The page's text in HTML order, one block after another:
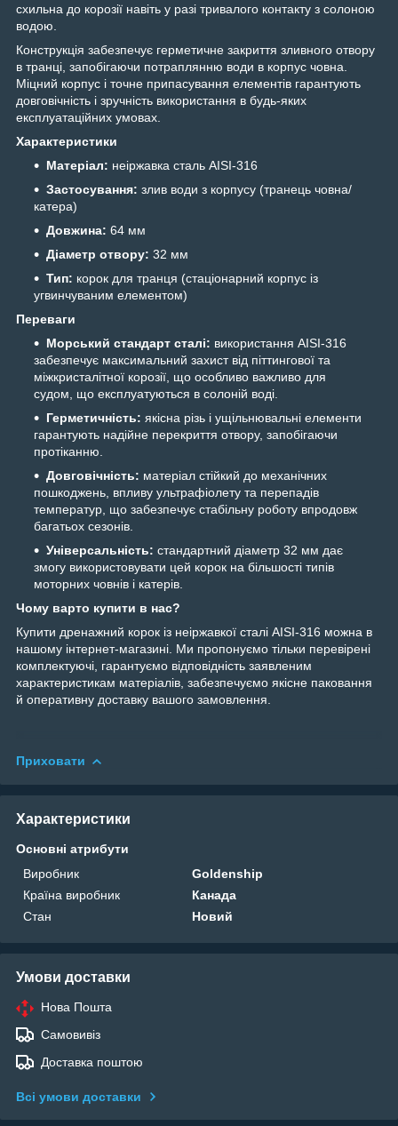
схильна до корозії навіть у разі тривалого контакту з солоною
водою.
Конструкція забезпечує герметичне закриття зливного отвору
в транці, запобігаючи потраплянню води в корпус човна.
Міцний корпус і точне припасування елементів гарантують
довговічність і зручність використання в будь-яких
експлуатаційних умовах.
Характеристики
Матеріал: неіржавка сталь AISI-316
Застосування: злив води з корпусу (транець човна/
катера)
Довжина: 64 мм
Діаметр отвору: 32 мм
Тип: корок для транця (стаціонарний корпус із
угвинчуваним елементом)
Переваги
Морський стандарт сталі: використання AISI-316
забезпечує максимальний захист від піттингової та
міжкристалітної корозії, що особливо важливо для
судом, що експлуатуються в солоній воді.
Герметичність: якісна різь і ущільнювальні елементи
гарантують надійне перекриття отвору, запобігаючи
протіканню.
Довговічність: матеріал стійкий до механічних
пошкоджень, впливу ультрафіолету та перепадів
температур, що забезпечує стабільну роботу впродовж
багатьох сезонів.
Універсальність: стандартний діаметр 32 мм дає
змогу використовувати цей корок на більшості типів
моторних човнів і катерів.
Чому варто купити в нас?
Купити дренажний корок із неіржавкої сталі AISI-316 можна в
нашому інтернет-магазині. Ми пропонуємо тільки перевірені
комплектуючі, гарантуємо відповідність заявленим
характеристикам матеріалів, забезпечуємо якісне паковання
й оперативну доставку вашого замовлення.
Приховати
Характеристики
Основні атрибути
Виробник
Goldenship
Країна виробник
Канада
Стан
Новий
Умови доставки
Нова Пошта
Самовивіз
Доставка поштою
Всі умови доставки